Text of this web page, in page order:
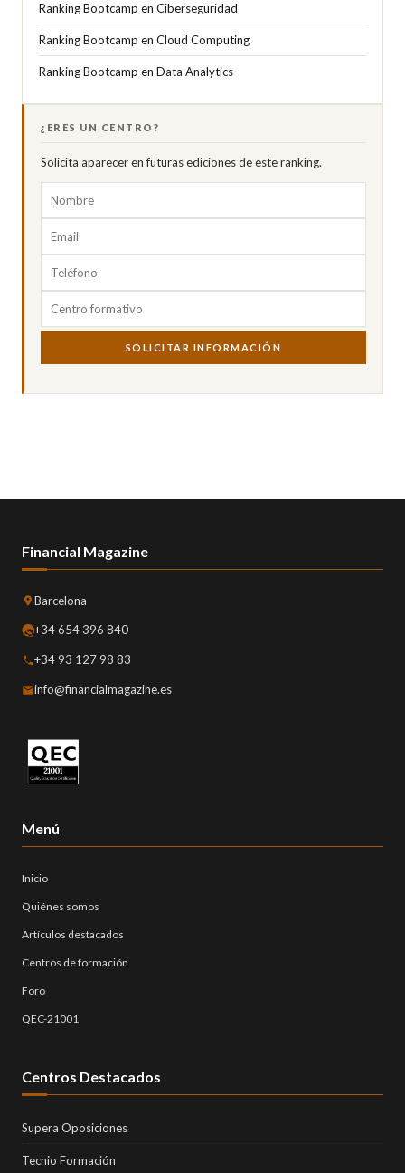
Ranking Bootcamp en Ciberseguridad
Ranking Bootcamp en Cloud Computing
Ranking Bootcamp en Data Analytics
¿ERES UN CENTRO?
Solicita aparecer en futuras ediciones de este ranking.
SOLICITAR INFORMACIÓN
Financial Magazine
Barcelona
+34 654 396 840
+34 93 127 98 83
info@financialmagazine.es
Menú
Inicio
Quiénes somos
Artículos destacados
Centros de formación
Foro
QEC-21001
Centros Destacados
Supera Oposiciones
Tecnio Formación